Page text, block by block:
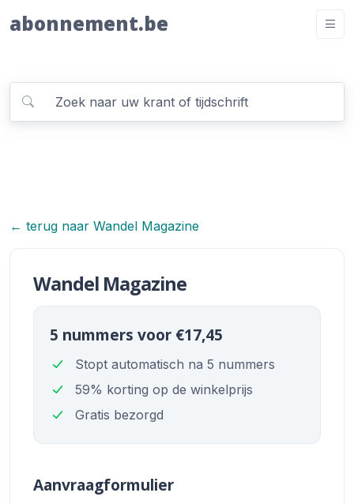
abonnement.be
← terug naar Wandel Magazine
Wandel Magazine
5 nummers voor €17,45
Stopt automatisch na 5 nummers
59% korting op de winkelprijs
Gratis bezorgd
Aanvraagformulier